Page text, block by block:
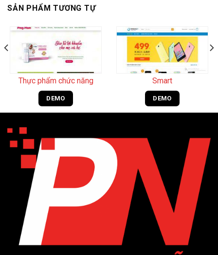
SẢN PHẨM TƯƠNG TỰ
Thực phẩm chức năng
DEMO
Smart
DEMO